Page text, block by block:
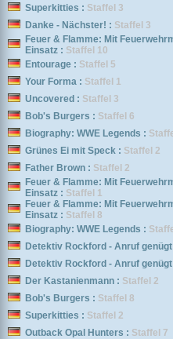
Superkitties : Staffel 3
Danke - Nächster! : Staffel 3
Feuer & Flamme: Mit
Einsatz : Staffel 10
Entourage : Staffel 5
Your Forma : Staffel 1
Uncovered : Staffel 3
Bob's Burgers : Staffel 6
Biography: WWE Legends :
Grünes Ei mit Speck : Staffel 2
Father Brown : Staffel 2
Feuer & Flamme: Mit
Einsatz : Staffel 1
Feuer & Flamme: Mit
Einsatz : Staffel 8
Biography: WWE Legends :
Detektiv Rockford - Anruf genügt
Detektiv Rockford - Anruf genügt
Der Kastanienmann : Staffel 2
Bob's Burgers : Staffel 8
Superkitties : Staffel 2
Outback Opal Hunters : Staffel 7